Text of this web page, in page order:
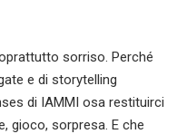
sorriso. Perché
e di storytelling
di IAMMI osa restituirci
gioco, sorpresa. E che